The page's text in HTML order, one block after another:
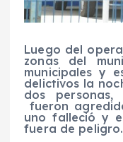
Luego del
zonas del
municipales y
delictivos la
dos
fueron
uno falleció y
fuera de peligro.